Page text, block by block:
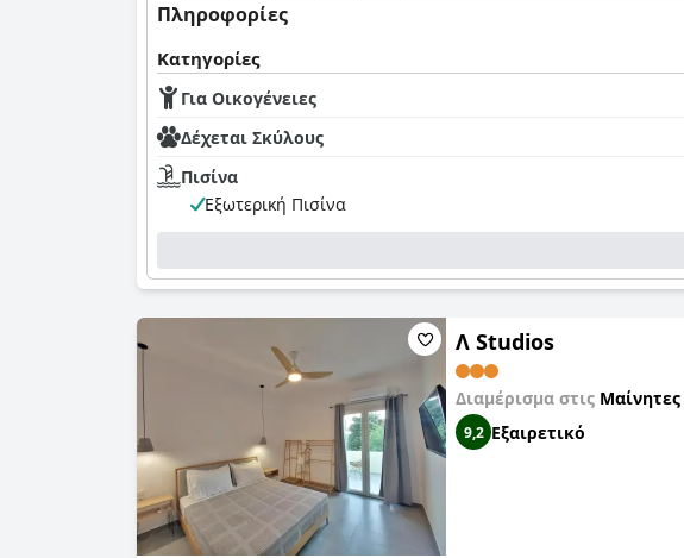
Πληροφορίες
Κατηγορίες
Για Οικογένειες
Δέχεται Σκύλους
Πισίνα
Εξωτερική Πισίνα
Λ Studios
Διαμέρισμα στις Μαίνητες
9,2 Εξαιρετικό